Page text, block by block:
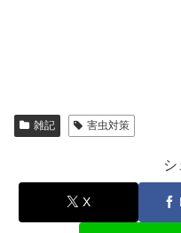
雑記 害虫対策
シ
X